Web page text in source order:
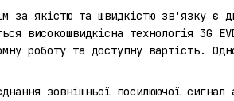
за якістю та швидкістю зв'язку є
високошвидкісна технологія 3G
роботу та доступну вартість.
зовнішньої посилюючої